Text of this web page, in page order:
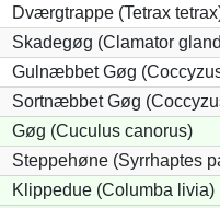
Dværgtrappe (Tetrax
Skadegøg (Clamator
Gulnæbbet Gøg
Sortnæbbet Gøg
Gøg (Cuculus canorus)
Steppehøne (Syrrhaptes
Klippedue (Columba livia)